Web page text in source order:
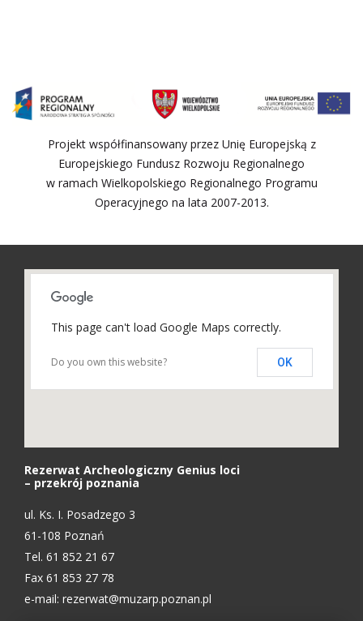
Projekt współfinansowany przez Unię Europejską z
Europejskiego Fundusz Rozwoju Regionalnego
w ramach Wielkopolskiego Regionalnego Programu
Operacyjnego na lata 2007-2013.
This page can't load Google Maps correctly.
Do you own this website? OK
Rezerwat Archeologiczny Genius loci
– przekrój poznania
ul. Ks. I. Posadzego 3
61-108 Poznań
Tel. 61 852 21 67
Fax 61 853 27 78
e-mail: rezerwat@muzarp.poznan.pl